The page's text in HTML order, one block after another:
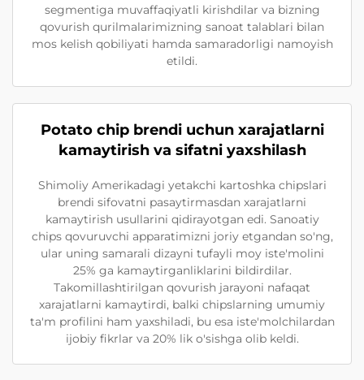
segmentiga muvaffaqiyatli kirishdilar va bizning
qovurish qurilmalarimizning sanoat talablari bilan
mos kelish qobiliyati hamda samaradorligi namoyish
etildi.
Potato chip brendi uchun xarajatlarni
kamaytirish va sifatni yaxshilash
Shimoliy Amerikadagi yetakchi kartoshka chipslari
brendi sifovatni pasaytirmasdan xarajatlarni
kamaytirish usullarini qidirayotgan edi. Sanoatiy
chips qovuruvchi apparatimizni joriy etgandan so'ng,
ular uning samarali dizayni tufayli moy iste'molini
25% ga kamaytirganliklarini bildirdilar.
Takomillashtirilgan qovurish jarayoni nafaqat
xarajatlarni kamaytirdi, balki chipslarning umumiy
ta'm profilini ham yaxshiladi, bu esa iste'molchilardan
ijobiy fikrlar va 20% lik o'sishga olib keldi.